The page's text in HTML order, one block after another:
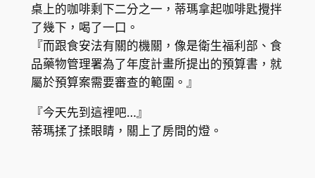
桌上的咖啡剩下二分之一，蒂瑪拿起咖啡匙攪拌
了幾下，喝了一口。
『而跟食安法有關的機關，像是衛生福利部、食
品藥物管理署為了年度計畫所提出的預算書，就
屬於預算案需要審查的範圍。』
『今天先到這裡吧…』
蒂瑪揉了揉眼睛，關上了房間的燈。